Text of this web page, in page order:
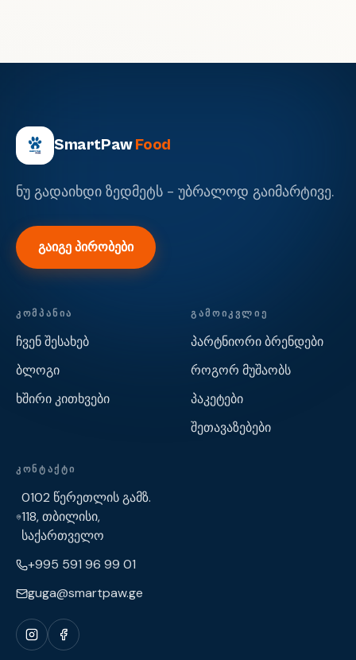
SmartPawFood
ნუ გადაიხდი ზედმეტს - უბრალოდ გაიმარტივე.
გაიგე პირობები
ᲙᲝᲛᲞᲐᲜᲘᲐ
ჩვენ შესახებ
ბლოგი
ხშირი კითხვები
ᲒᲐᲛᲝᲘᲙᲕᲚᲘᲔ
პარტნიორი ბრენდები
როგორ მუშაობს
პაკეტები
შეთავაზებები
ᲙᲝᲜᲢᲐᲥᲢᲘ
0102 წერეთლის გამზ.
118, თბილისი,
საქართველო
+995 591 96 99 01
guga@smartpaw.ge